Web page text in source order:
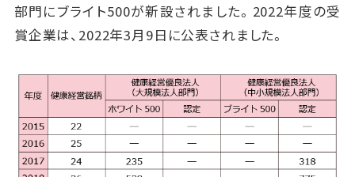
部門にブライト500が新設されました。2022年度の受
賞企業は、2022年3月9日に公表されました。